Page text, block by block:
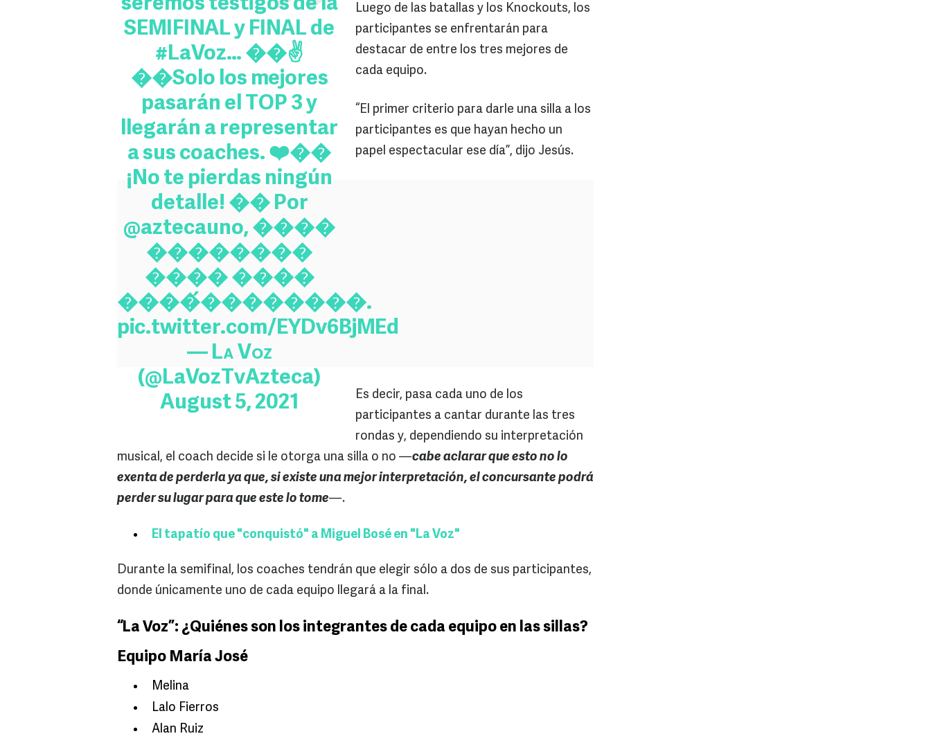
seremos testigos de la
SEMIFINAL y FINAL de
#LaVoz… ��✌
��Solo los mejores
pasarán el TOP 3 y
llegarán a representar
a sus coaches. ❤️��
¡No te pierdas ningún
detalle! �� Por
@aztecauno, ����
��������
���� ����
����́��������.
pic.twitter.com/EYDv6BjMEd
— Lᴀ Vᴏᴢ
(@LaVozTvAzteca)
August 5, 2021
Luego de las batallas y los Knockouts, los
participantes se enfrentarán para
destacar de entre los tres mejores de
cada equipo.
“El primer criterio para darle una silla a los
participantes es que hayan hecho un
papel espectacular ese día”, dijo Jesús.
Es decir, pasa cada uno de los
participantes a cantar durante las tres
rondas y, dependiendo su interpretación
musical, el coach decide si le otorga una silla o no —cabe aclarar que esto no lo
exenta de perderla ya que, si existe una mejor interpretación, el concursante podrá
perder su lugar para que este lo tome—.
El tapatío que "conquistó" a Miguel Bosé en "La Voz"
Durante la semifinal, los coaches tendrán que elegir sólo a dos de sus participantes,
donde únicamente uno de cada equipo llegará a la final.
“La Voz”: ¿Quiénes son los integrantes de cada equipo en las sillas?
Equipo María José
Melina
Lalo Fierros
Alan Ruiz